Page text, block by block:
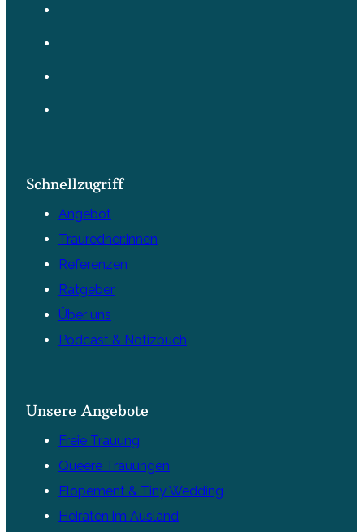
Schnellzugriff
Angebot
Trauredner:innen
Referenzen
Ratgeber
Über uns
Podcast & Notizbuch
Unsere Angebote
Freie Trauung
Queere Trauungen
Elopement & Tiny Wedding
Heiraten im Ausland